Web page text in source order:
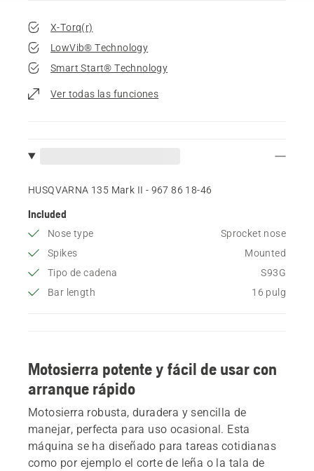
X-Torq(r)
LowVib® Technology
Smart Start® Technology
Ver todas las funciones
HUSQVARNA 135 Mark II - 967 86 18‑46
Included
Nose type
Sprocket nose
Spikes
Mounted
Tipo de cadena
S93G
Bar length
16 pulg
Motosierra potente y fácil de usar con
arranque rápido
Motosierra robusta, duradera y sencilla de
manejar, perfecta para uso ocasional. Esta
máquina se ha diseñado para tareas cotidianas
como por ejemplo el corte de leña o la tala de